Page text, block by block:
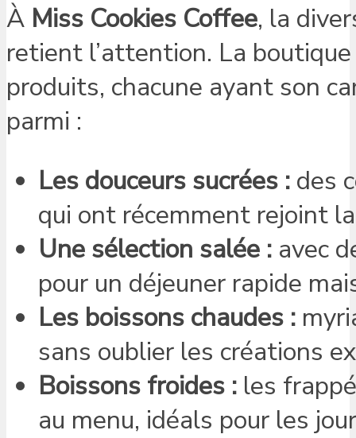
À Miss Cookies Coffee, la
retient l’attention. La
produits, chacune ayant son
parmi :
Les douceurs sucrées : des
qui ont récemment rejoint
Une sélection salée : avec
pour un déjeuner rapide
Les boissons chaudes :
sans oublier les créations
Boissons froides : les
au menu, idéals pour les